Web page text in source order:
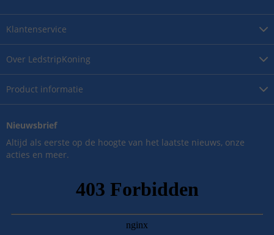
Over LedstripKoning
Product informatie
Klantenservice
Nieuwsbrief
Altijd als eerste op de hoogte van het laatste nieuws, onze
acties en meer.